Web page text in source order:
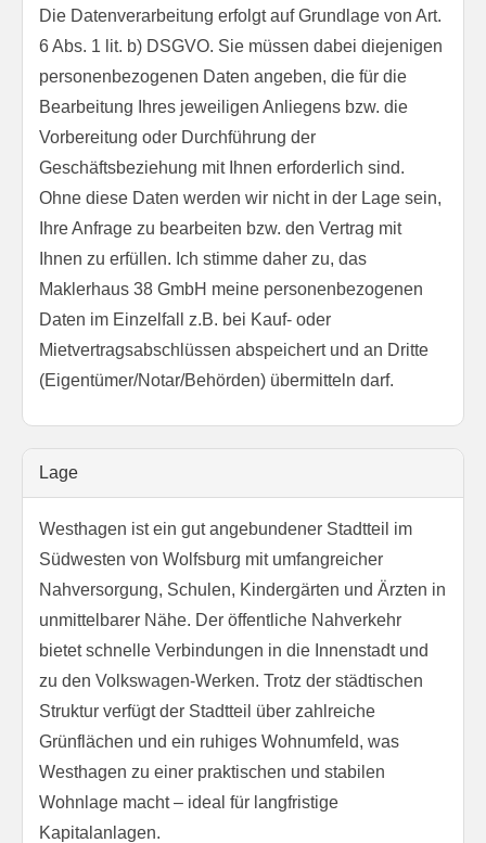
Die Datenverarbeitung erfolgt auf Grundlage von Art.
6 Abs. 1 lit. b) DSGVO. Sie müssen dabei diejenigen
personenbezogenen Daten angeben, die für die
Bearbeitung Ihres jeweiligen Anliegens bzw. die
Vorbereitung oder Durchführung der
Geschäftsbeziehung mit Ihnen erforderlich sind.
Ohne diese Daten werden wir nicht in der Lage sein,
Ihre Anfrage zu bearbeiten bzw. den Vertrag mit
Ihnen zu erfüllen. Ich stimme daher zu, das
Maklerhaus 38 GmbH meine personenbezogenen
Daten im Einzelfall z.B. bei Kauf- oder
Mietvertragsabschlüssen abspeichert und an Dritte
(Eigentümer/Notar/Behörden) übermitteln darf.
Lage
Westhagen ist ein gut angebundener Stadtteil im
Südwesten von Wolfsburg mit umfangreicher
Nahversorgung, Schulen, Kindergärten und Ärzten in
unmittelbarer Nähe. Der öffentliche Nahverkehr
bietet schnelle Verbindungen in die Innenstadt und
zu den Volkswagen-Werken. Trotz der städtischen
Struktur verfügt der Stadtteil über zahlreiche
Grünflächen und ein ruhiges Wohnumfeld, was
Westhagen zu einer praktischen und stabilen
Wohnlage macht – ideal für langfristige
Kapitalanlagen.